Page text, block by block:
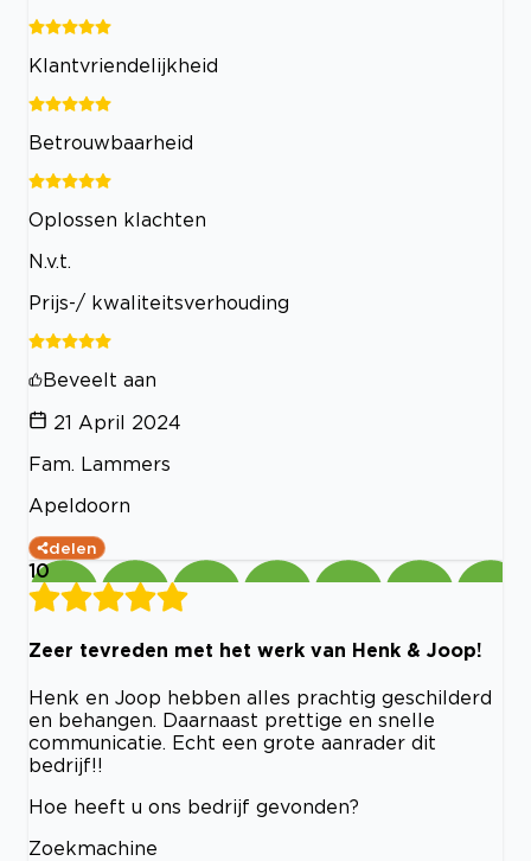
Klantvriendelijkheid
Betrouwbaarheid
Oplossen klachten
N.v.t.
Prijs-/ kwaliteitsverhouding
Beveelt aan
21 April 2024
Fam. Lammers
Apeldoorn
delen
10
Zeer tevreden met het werk van Henk & Joop!
Henk en Joop hebben alles prachtig geschilderd
en behangen. Daarnaast prettige en snelle
communicatie. Echt een grote aanrader dit
bedrijf!!
Hoe heeft u ons bedrijf gevonden?
Zoekmachine